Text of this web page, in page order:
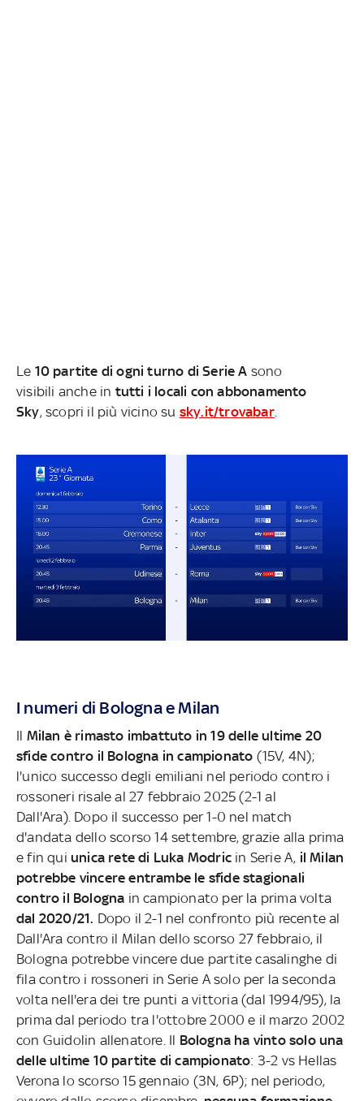
Le 10 partite di ogni turno di Serie A sono
visibili anche in tutti i locali con abbonamento
Sky, scopri il più vicino su sky.it/trovabar.
I numeri di Bologna e Milan
Il Milan è rimasto imbattuto in 19 delle ultime 20
sfide contro il Bologna in campionato (15V, 4N);
l'unico successo degli emiliani nel periodo contro i
rossoneri risale al 27 febbraio 2025 (2-1 al
Dall'Ara). Dopo il successo per 1-0 nel match
d'andata dello scorso 14 settembre, grazie alla prima
e fin qui unica rete di Luka Modric in Serie A, il Milan
potrebbe vincere entrambe le sfide stagionali
contro il Bologna in campionato per la prima volta
dal 2020/21. Dopo il 2-1 nel confronto più recente al
Dall'Ara contro il Milan dello scorso 27 febbraio, il
Bologna potrebbe vincere due partite casalinghe di
fila contro i rossoneri in Serie A solo per la seconda
volta nell'era dei tre punti a vittoria (dal 1994/95), la
prima dal periodo tra l'ottobre 2000 e il marzo 2002
con Guidolin allenatore. Il Bologna ha vinto solo una
delle ultime 10 partite di campionato: 3-2 vs Hellas
Verona lo scorso 15 gennaio (3N, 6P); nel periodo,